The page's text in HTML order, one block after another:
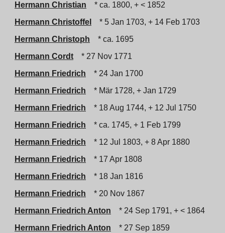
Hermann Christian
* ca. 1800, + < 1852
Hermann Christoffel
* 5 Jan 1703, + 14 Feb 1703
Hermann Christoph
* ca. 1695
Hermann Cordt
* 27 Nov 1771
Hermann Friedrich
* 24 Jan 1700
Hermann Friedrich
* Mär 1728, + Jan 1729
Hermann Friedrich
* 18 Aug 1744, + 12 Jul 1750
Hermann Friedrich
* ca. 1745, + 1 Feb 1799
Hermann Friedrich
* 12 Jul 1803, + 8 Apr 1880
Hermann Friedrich
* 17 Apr 1808
Hermann Friedrich
* 18 Jan 1816
Hermann Friedrich
* 20 Nov 1867
Hermann Friedrich Anton
* 24 Sep 1791, + < 1864
Hermann Friedrich Anton
* 27 Sep 1859